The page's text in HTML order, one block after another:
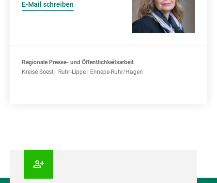
E-Mail schreiben
Regionale Presse- und Öffentlichkeitsarbeit
Kreise Soest | Ruhr-Lippe | Ennepe-Ruhr/Hagen